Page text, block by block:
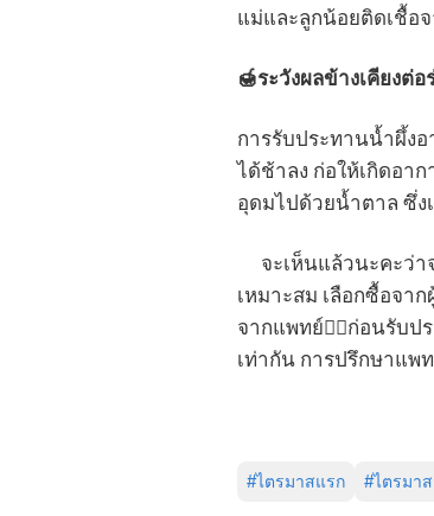
แม่และลูกน้อยติดเชื้อ
🍯ระวังผลข้างเคียงต่อ
การรับประทานน้ำผึ้ง
ได้ช้าลง ก่อให้เกิดอา
อุดมไปด้วยน้ำตาล ซึ่ง
จะเห็นแล้วนะคะว่า
เหมาะสม เลือกซื้อจา
จากแพทย์👩‍⚕️ก่อนรับ
เท่ากัน การปรึกษาแพ
#ไตรมาสแรก #ไตรมา